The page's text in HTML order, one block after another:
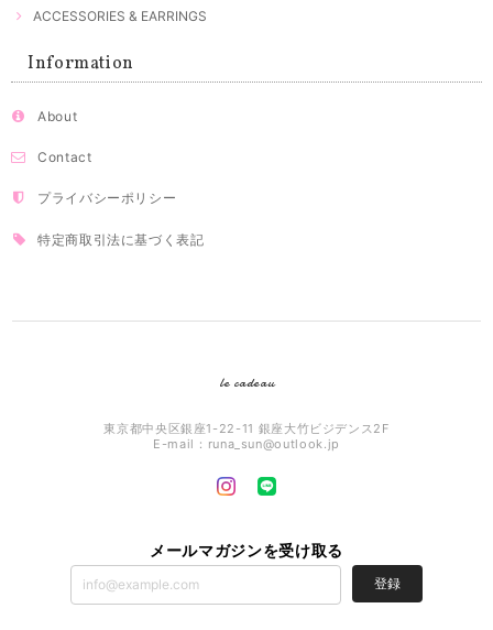
ACCESSORIES & EARRINGS
Information
About
Contact
プライバシーポリシー
特定商取引法に基づく表記
le cadeau
東京都中央区銀座1-22-11 銀座大竹ビジデンス2F
E-mail： runa_sun@outlook.jp
メールマガジンを受け取る
登録